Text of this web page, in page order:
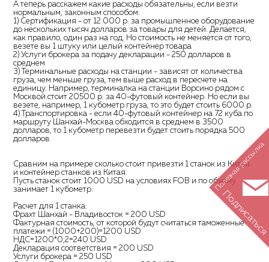
А теперь расскажем какие расходы обязательны, если везти
нормальным, законным способом:
1) Сертификация - от 12 000 р. за промышленное оборудование
до нескольких тысяч долларов за товары для детей. Делается,
как правило, один раз на год. Но стоимость не меняется от того,
везете вы 1 штуку или целый контейнер товара
2) Услуги брокера за подачу декларации - 250 долларов в
среднем
3) Терминальные расходы на станции - зависят от количества
груза, чем меньше груза, тем выше расход в пересчете на
единицу. Например, терминалка на станции Ворсино рядом с
Москвой стоит 20500 р. за 40-футовый контейнер. Но если вы
везете, например, 1 кубометр груза, то это будет стоить 6000 р.
4) Транспортировка - если 40-футовый контейнер на 72 куба по
маршруту Шанхай-Москва обходится в среднем в 3500
долларов, то 1 кубометр перевезти будет стоить порядка 500
долларов
Сравним на примере сколько стоит привезти 1 станок из Китая
и контейнер станков из Китая.
Пусть станок стоит 1000 USD на условиях FOB и по объему
занимает 1 кубометр.
Расчет для 1 станка:
Фрахт Шанхай - Владивосток = 200 USD
Фактурная стоимость, от которой будут считаться таможенные
платежи = (1000+200)=1200 USD
НДС=1200*0,2=240 USD
Декларация соответствия = 200 USD
Услуги брокера = 250 USD
Полезная рассылка
Подписаться